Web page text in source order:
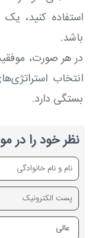
استفاده کنید،
باشد.
در هر صورت،
انتخاب
بستگی دارد.
نظر خود را در